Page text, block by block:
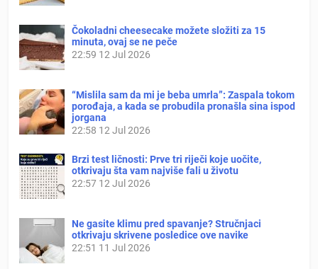
Čokoladni cheesecake možete složiti za 15
minuta, ovaj se ne peče
22:59 12 Jul 2026
“Mislila sam da mi je beba umrla”: Zaspala tokom
porođaja, a kada se probudila pronašla sina ispod
jorgana
22:58 12 Jul 2026
Brzi test ličnosti: Prve tri riječi koje uočite,
otkrivaju šta vam najviše fali u životu
22:57 12 Jul 2026
Ne gasite klimu pred spavanje? Stručnjaci
otkrivaju skrivene posledice ove navike
22:51 11 Jul 2026